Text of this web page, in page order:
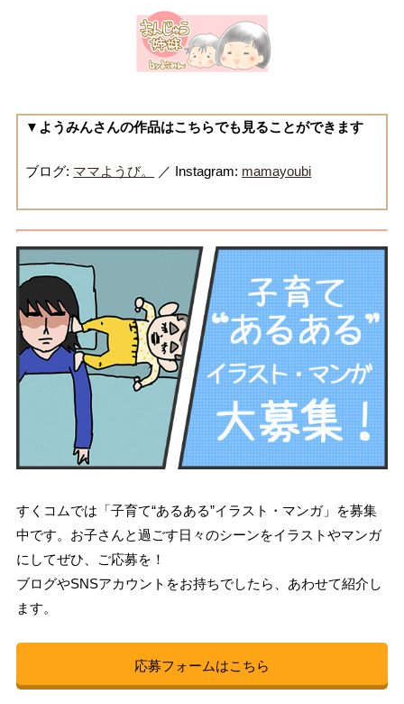
▼ようみんさんの作品はこちらでも見ることができます
ブログ: ママようび。 ／ Instagram: mamayoubi
すくコムでは「子育て“あるある”イラスト・マンガ」を募集
中です。お子さんと過ごす日々のシーンをイラストやマンガ
にしてぜひ、ご応募を！
ブログやSNSアカウントをお持ちでしたら、あわせて紹介し
ます。
応募フォームはこちら